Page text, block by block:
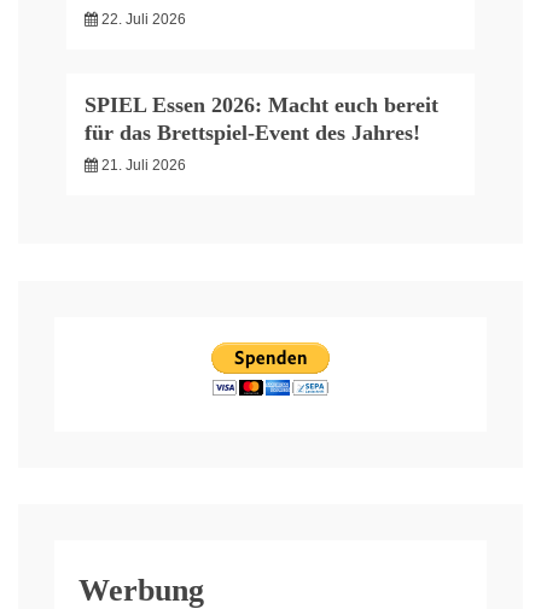
22. Juli 2026
SPIEL Essen 2026: Macht euch bereit
für das Brettspiel-Event des Jahres!
21. Juli 2026
Werbung